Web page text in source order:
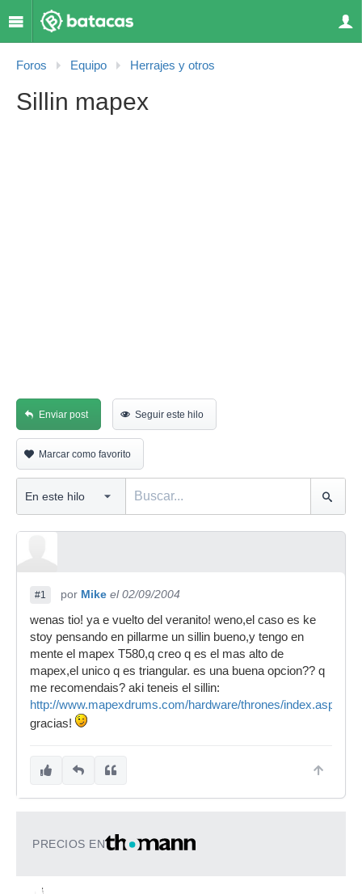
Foros Equipo Herrajes y otros
Sillin mapex
Enviar post Seguir este hilo
Marcar como favorito
#1 por Mike el 02/09/2004
wenas tio! ya e vuelto del veranito! weno,el caso es ke
stoy pensando en pillarme un sillin bueno,y tengo en
mente el mapex T580,q creo q es el mas alto de
mapex,el unico q es triangular. es una buena opcion?? q
me recomendais? aki teneis el sillin:
http://www.mapexdrums.com/hardware/thrones/index.asp
gracias!
PRECIOS EN